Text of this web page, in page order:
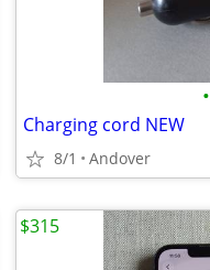
•
Charging cord NEW
8/1 Andover
$315